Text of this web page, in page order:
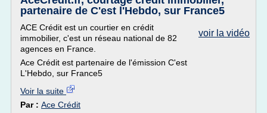
partenaire de C'est l'Hebdo, sur France5
voir la vidéo
ACE Crédit est un courtier en crédit
immobilier, c'est un réseau national de 82
agences en France.
Ace Crédit est partenaire de l'émission C'est
L'Hebdo, sur France5
Voir la suite
Par : Ace Crédit